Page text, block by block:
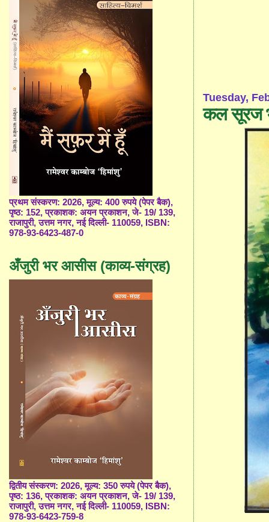
Tuesday,
कल सूरज
प्रथम संस्करण: 2026, मूल्य: 400 रुपये (पेपर बैक),
पृष्ठ: 152, प्रकाशक: अयन प्रकाशन, जे- 19/ 139,
राजापुरी, उत्तम नगर, नई दिल्ली- 110059, ISBN:
978-93-6423-487-0
अँजुरी भर आसीस (काव्य-संग्रह)
द्वितीय संस्करण: 2026, मूल्य: 350 रुपये (पेपर बैक),
पृष्ठ: 136, प्रकाशक: अयन प्रकाशन, जे- 19/ 139,
राजापुरी, उत्तम नगर, नई दिल्ली- 110059, ISBN:
978-93-6423-759-8